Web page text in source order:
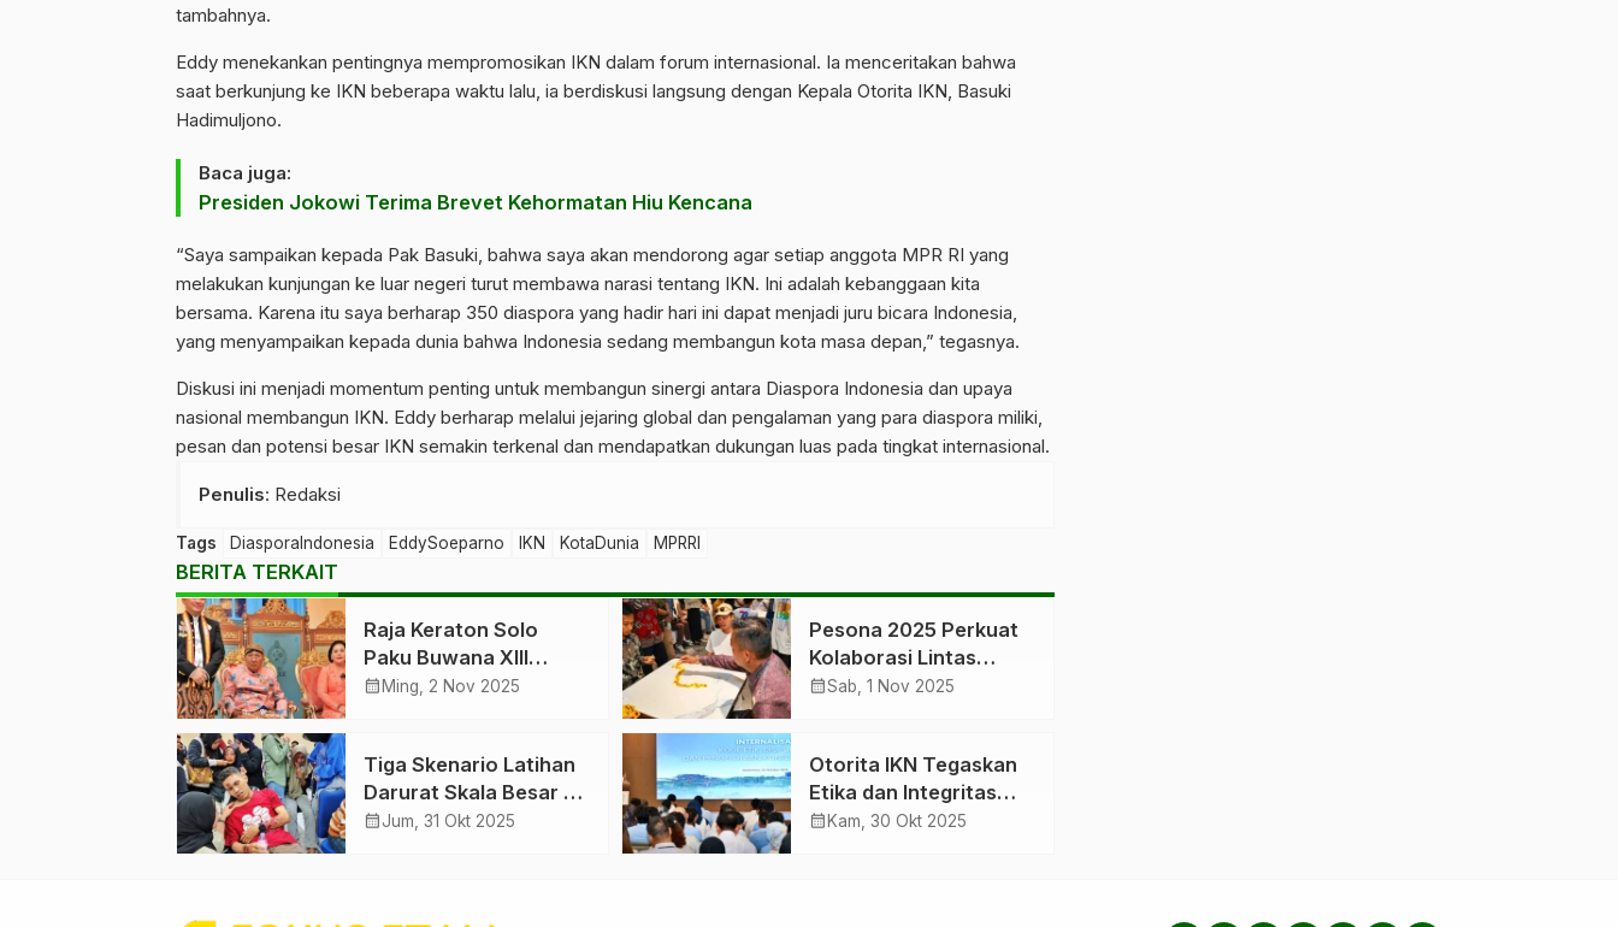
tambahnya.
Eddy menekankan pentingnya mempromosikan IKN dalam forum internasional. Ia menceritakan bahwa
saat berkunjung ke IKN beberapa waktu lalu, ia berdiskusi langsung dengan Kepala Otorita IKN, Basuki
Hadimuljono.
Baca juga:
Presiden Jokowi Terima Brevet Kehormatan Hiu Kencana
“Saya sampaikan kepada Pak Basuki, bahwa saya akan mendorong agar setiap anggota MPR RI yang
melakukan kunjungan ke luar negeri turut membawa narasi tentang IKN. Ini adalah kebanggaan kita
bersama. Karena itu saya berharap 350 diaspora yang hadir hari ini dapat menjadi juru bicara Indonesia,
yang menyampaikan kepada dunia bahwa Indonesia sedang membangun kota masa depan,” tegasnya.
Diskusi ini menjadi momentum penting untuk membangun sinergi antara Diaspora Indonesia dan upaya
nasional membangun IKN. Eddy berharap melalui jejaring global dan pengalaman yang para diaspora miliki,
pesan dan potensi besar IKN semakin terkenal dan mendapatkan dukungan luas pada tingkat internasional.
Penulis: Redaksi
Tags DiasporaIndonesia EddySoeparno IKN KotaDunia MPRRI
BERITA TERKAIT
Raja Keraton Solo
Paku Buwana XIII
Wafat Minggu Pagi
calendar_month Ming, 2 Nov 2025
Pesona 2025 Perkuat
Kolaborasi Lintas
Lembaga di IKN
calendar_monthSab, 1 Nov 2025
Tiga Skenario Latihan
Darurat Skala Besar di
Bandara SAMS
calendar_monthJum, 31 Okt 2025
Otorita IKN Tegaskan
Etika dan Integritas
Aparatur
calendar_month Kam, 30 Okt 2025